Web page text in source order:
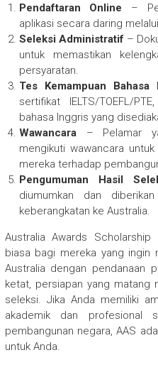
Pendaftaran Online –
aplikasi secara daring
Seleksi Administratif –
untuk memastikan
persyaratan.
Tes Kemampuan Bahasa
sertifikat IELTS/TOEFL/
bahasa Inggris yang
Wawancara– Pelamar
mengikuti wawancara
mereka terhadap
Pengumuman Hasil
diumumkan dan
keberangkatan ke Australia.
Australia Awards
biasa bagi mereka yang ingin
Australia dengan pendanaan
ketat, persiapan yang matang
seleksi. Jika Anda memiliki
akademik dan profesional
pembangunan negara, AAS
untuk Anda.